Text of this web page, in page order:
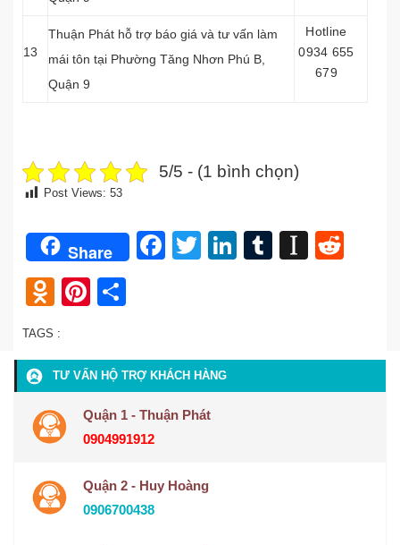
13
Thuận Phát hỗ trợ báo giá và tư vấn làm
mái tôn tại Phường Tăng Nhơn Phú B,
Quận 9
Hotline
0934 655
679
5/5 - (1 bình chọn)
Post Views: 53
Share Facebook
TwitterLinkedIn
Tumblr
Odnoklassniki
Pinterest
TAGS :
TƯ VẤN HỘ TRỢ KHÁCH HÀNG
Quận 1 - Thuận Phát
0904991912
Quận 2 - Huy Hoàng
0906700438